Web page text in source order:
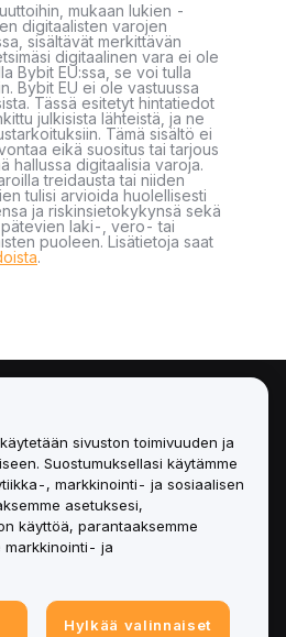
mukaan lukien -
digitaalisten varojen
sisältävät merkittävän
digitaalinen vara ei ole
Bybit EU:ssa, se voi tulla
Bybit EU ei ole vastuussa
Tässä esitetyt hintatiedot
julkisista lähteistä, ja ne
Tämä sisältö ei
eikä suositus tai tarjous
hallussa digitaalisia varoja.
treidausta tai niiden
tulisi arvioida huolellisesti
ja riskinsietokykynsä sekä
laki-, vero- tai
puoleen. Lisätietoja saat
.
sivuston toimivuuden ja
Suostumuksellasi käytämme
, markkinointi- ja sosiaalisen
asetuksesi,
käyttöä, parantaaksemme
markkinointi- ja
Hylkää valinnaiset